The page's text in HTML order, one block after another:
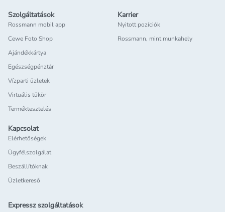
Szolgáltatások
Rossmann mobil app
Cewe Foto Shop
Ajándékkártya
Egészségpénztár
Vízparti üzletek
Virtuális tükör
Terméktesztelés
Karrier
Nyitott pozíciók
Rossmann, mint munkahely
Kapcsolat
Elérhetőségek
Ügyfélszolgálat
Beszállítóknak
Üzletkereső
Expressz szolgáltatások